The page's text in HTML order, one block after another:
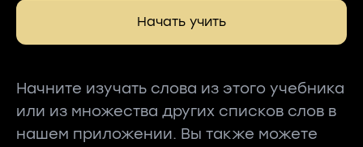
Начать учить
Начните изучать слова из этого учебника
или из множества других списков слов в
нашем приложении. Вы также можете